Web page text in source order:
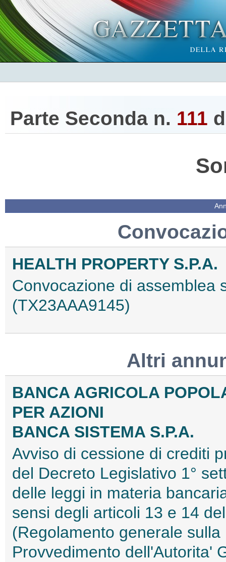
Parte Seconda n. 111
HEALTH PROPERTY S.P.A.
Convocazione di assemblea
(TX23AAA9145)
Altri
BANCA AGRICOLA
PER AZIONI
BANCA SISTEMA S.P.A.
Avviso di cessione di crediti
del Decreto Legislativo 1°
delle leggi in materia
sensi degli articoli 13 e 14
(Regolamento generale
Provvedimento dell'Autorita'